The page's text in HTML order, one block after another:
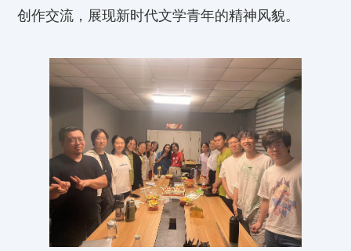
创作交流，展现新时代文学青年的精神风貌。